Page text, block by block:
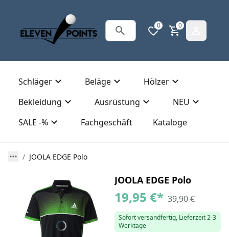
0 0
Schläger Beläge
Hölzer
Bekleidung
Ausrüstung
NEU
SALE -%
Fachgeschäft Kataloge
JOOLA EDGE Polo
JOOLA EDGE Polo
19,95 €* 39,90 €
Sofort versandfertig, Lieferzeit 2-3
Werktage